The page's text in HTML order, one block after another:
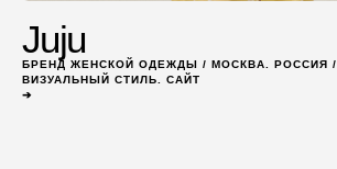
Juju
БРЕНД ЖЕНСКОЙ ОДЕЖДЫ / МОСКВА. РОССИЯ /
ВИЗУАЛЬНЫЙ СТИЛЬ. САЙТ
➔